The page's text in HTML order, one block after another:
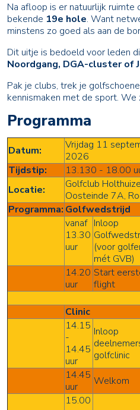
Na afloop is er natuurlijk ruimte
bekende 19e hole. Want
minstens zo goed als aan de
Dit uitje is bedoeld voor leden
Noordgang, DGA-cluster of
Pak je clubs, trek je
kennismaken met de sport. We
Programma
Datum:
Vrijdag 11
2026
Tijdstip:
13.130 - 18.00
Locatie:
Golfclub
Oosteinde 7A,
Programma: Golfwedstrijd
vanaf
13.30
uur
Inloop
(voor
mét GVB)
14.20
uur
Start
flight
Clinic
14.15
-
14.45
uur
Inloop
golfclinic
14.45
uur
Welkom
15.00